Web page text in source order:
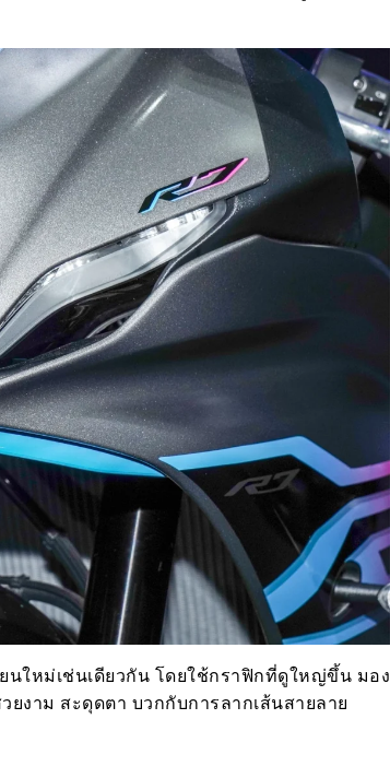
ใหม่เช่นเดียวกัน โดยใช้กราฟิกที่ดูใหญ่ขึ้น มอง
งาม สะดุดตา บวกกับการลากเส้นสายลาย